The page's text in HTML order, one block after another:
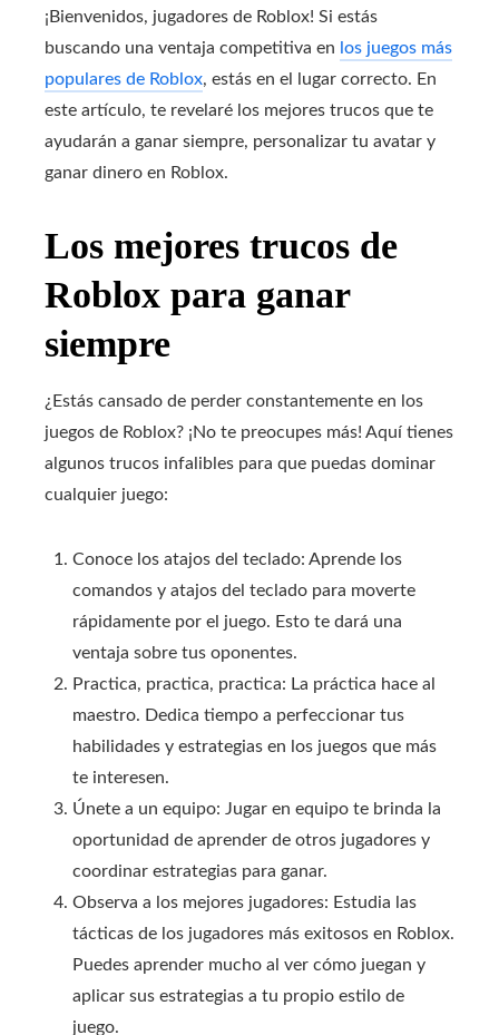
¡Bienvenidos, jugadores de Roblox! Si estás
buscando una ventaja competitiva en los juegos más
populares de Roblox, estás en el lugar correcto. En
este artículo, te revelaré los mejores trucos que te
ayudarán a ganar siempre, personalizar tu avatar y
ganar dinero en Roblox.
Los mejores trucos de
Roblox para ganar
siempre
¿Estás cansado de perder constantemente en los
juegos de Roblox? ¡No te preocupes más! Aquí tienes
algunos trucos infalibles para que puedas dominar
cualquier juego:
Conoce los atajos del teclado: Aprende los
comandos y atajos del teclado para moverte
rápidamente por el juego. Esto te dará una
ventaja sobre tus oponentes.
Practica, practica, practica: La práctica hace al
maestro. Dedica tiempo a perfeccionar tus
habilidades y estrategias en los juegos que más
te interesen.
Únete a un equipo: Jugar en equipo te brinda la
oportunidad de aprender de otros jugadores y
coordinar estrategias para ganar.
Observa a los mejores jugadores: Estudia las
tácticas de los jugadores más exitosos en Roblox.
Puedes aprender mucho al ver cómo juegan y
aplicar sus estrategias a tu propio estilo de
juego.